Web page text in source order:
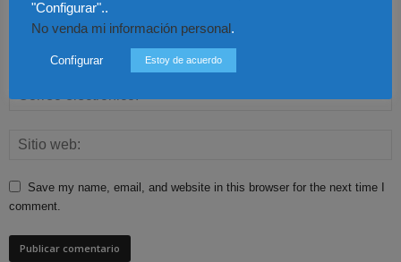
Save my name, email, and website in this browser for the next time I
comment.
"Configurar"..
No venda mi información personal .
Configurar Estoy de acuerdo